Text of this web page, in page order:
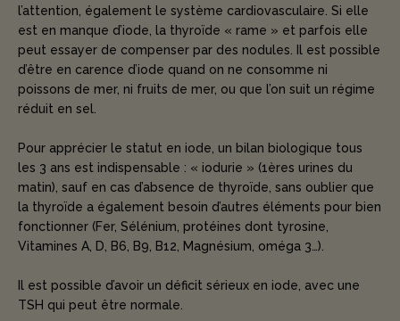
l’attention, également le système cardiovasculaire. Si elle
est en manque d’iode, la thyroïde « rame » et parfois elle
peut essayer de compenser par des nodules. Il est possible
d’être en carence d’iode quand on ne consomme ni
poissons de mer, ni fruits de mer, ou que l’on suit un régime
réduit en sel.
Pour apprécier le statut en iode, un bilan biologique tous
les 3 ans est indispensable : « iodurie » (1ères urines du
matin), sauf en cas d’absence de thyroïde, sans oublier que
la thyroïde a également besoin d’autres éléments pour bien
fonctionner (Fer, Sélénium, protéines dont tyrosine,
Vitamines A, D, B6, B9, B12, Magnésium, oméga 3…).
Il est possible d’avoir un déficit sérieux en iode, avec une
TSH qui peut être normale.